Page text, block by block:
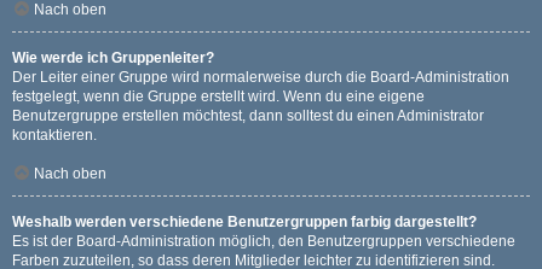
Nach oben
Wie werde ich Gruppenleiter?
Der Leiter einer Gruppe wird normalerweise durch die Board-Administration
festgelegt, wenn die Gruppe erstellt wird. Wenn du eine eigene
Benutzergruppe erstellen möchtest, dann solltest du einen Administrator
kontaktieren.
Nach oben
Weshalb werden verschiedene Benutzergruppen farbig dargestellt?
Es ist der Board-Administration möglich, den Benutzergruppen verschiedene
Farben zuzuteilen, so dass deren Mitglieder leichter zu identifizieren sind.